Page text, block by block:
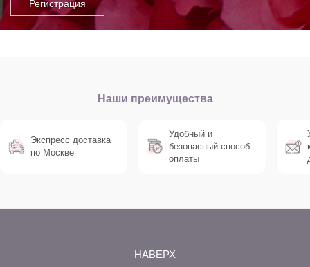
Наши преимущества
Экспресс доставка
по Москве
Удобный и
безопасный способ
оплаты
НАВЕРХ